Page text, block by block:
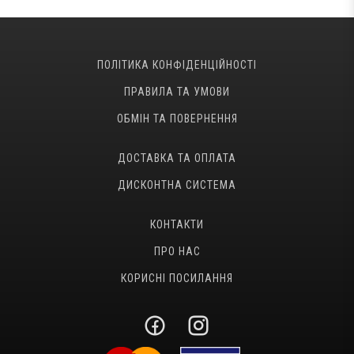
ПОЛІТИКА КОНФІДЕНЦІЙНОСТІ
ПРАВИЛА ТА УМОВИ
ОБМІН ТА ПОВЕРНЕННЯ
ДОСТАВКА ТА ОПЛАТА
ДИСКОНТНА СИСТЕМА
КОНТАКТИ
ПРО НАС
КОРИСНІ ПОСИЛАННЯ